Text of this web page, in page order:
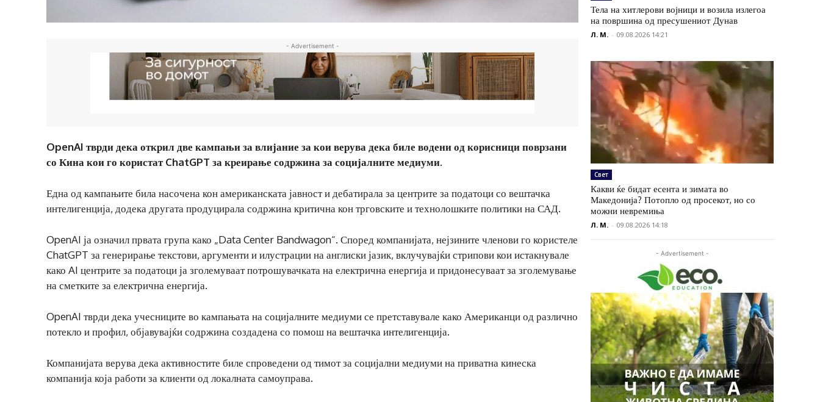
- Advertisement -
OpenAI тврди дека открил две кампањи за влијание за кои верува дека биле водени од корисници поврзани
со Кина кои го користат ChatGPT за креирање содржина за социјалните медиуми.
Една од кампањите била насочена кон американската јавност и дебатирала за центрите за податоци со вештачка
интелигенција, додека другата продуцирала содржина критична кон трговските и технолошките политики на САД.
OpenAI ја означил првата група како „Data Center Bandwagon“. Според компанијата, нејзините членови го користеле
ChatGPT за генерирање текстови, аргументи и илустрации на англиски јазик, вклучувајќи стрипови кои истакнувале
како AI центрите за податоци ја зголемуваат потрошувачката на електрична енергија и придонесуваат за зголемување
на сметките за електрична енергија.
OpenAI тврди дека учесниците во кампањата на социјалните медиуми се претставувале како Американци од различно
потекло и профил, објавувајќи содржина создадена со помош на вештачка интелигенција.
Компанијата верува дека активностите биле спроведени од тимот за социјални медиуми на приватна кинеска
компанија која работи за клиенти од локалната самоуправа.
Тела на хитлерови војници и возила излегоа
на површина од пресушениот Дунав
Л. М. - 09.08.2026 14:21
Свет
Какви ќе бидат есента и зимата во
Македонија? Потопло од просекот, но со
можни невремиња
Л. М. - 09.08.2026 14:18
- Advertisement -